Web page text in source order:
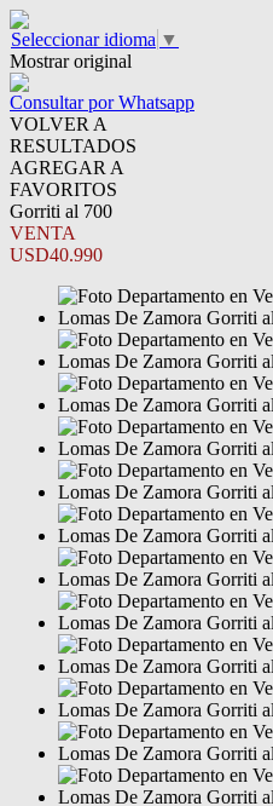
Seleccionar idioma ▼
Mostrar original
Consultar por Whatsapp
VOLVER A
RESULTADOS
AGREGAR A
FAVORITOS
Gorriti al 700
VENTA
USD40.990